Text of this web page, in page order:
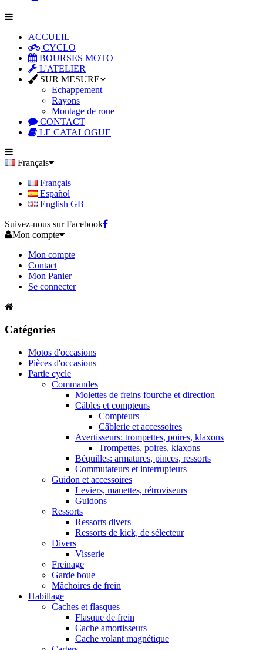
ACCUEIL
CYCLO
BOURSES MOTO
L'ATELIER
SUR MESURE
Echappement
Rayons
Montage de roue
CONTACT
LE CATALOGUE
Français
Français
Español
English GB
Suivez-nous sur Facebook
Mon compte
Mon compte
Contact
Mon Panier
Se connecter
Catégories
Motos d'occasions
Pièces d'occasions
Partie cycle
Commandes
Molettes de freins fourche et direction
Câbles et compteurs
Compteurs
Câblerie et accessoires
Avertisseurs: trompettes, poires, klaxons
Trompettes, poires, klaxons
Béquilles: armatures, pinces, ressorts
Commutateurs et interrupteurs
Guidon et accessoires
Leviers, manettes, rétroviseurs
Guidons
Ressorts
Ressorts divers
Ressorts de kick, de sélecteur
Divers
Visserie
Freinage
Garde boue
Mâchoires de frein
Habillage
Caches et flasques
Flasque de frein
Cache amortisseurs
Cache volant magnétique